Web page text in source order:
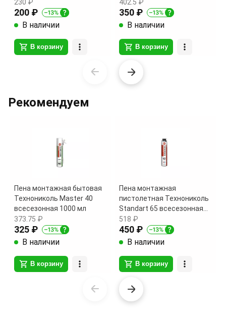
Рекомендуем
Пена монтажная бытовая
Технониколь Master 40
всесезонная 1000 мл
373.75 ₽
325 ₽
В наличии
В корзину
Пена монтажная
пистолетная Технониколь
Standart 65 всесезонная
1000 мл
518 ₽
450 ₽
В наличии
В корзину
230 ₽
200 ₽
В наличии
В корзину
402.5 ₽
350 ₽
В наличии
В корзину
of
4